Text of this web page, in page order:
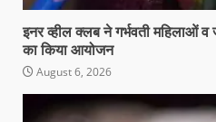
इनर व्हील क्लब ने गर्भवती महिलाओं
का किया आयोजन
August 6, 2026